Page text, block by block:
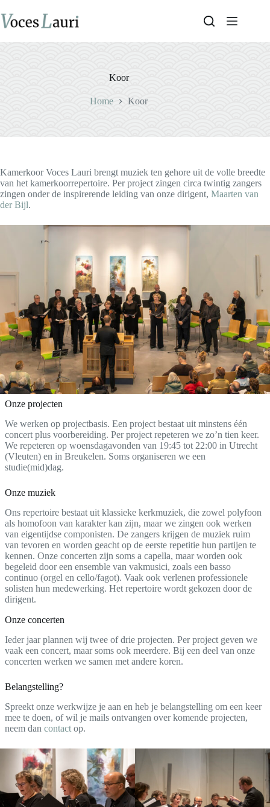
naar
de
Koor
Home Koor
Kamerkoor Voces Lauri brengt muziek ten gehore uit de volle breedte
van het kamerkoorrepertoire. Per project zingen circa twintig zangers
zingen onder de inspirerende leiding van onze dirigent, Maarten van
der Bijl.
Onze projecten
We werken op projectbasis. Een project bestaat uit minstens één
concert plus voorbereiding. Per project repeteren we zo’n tien keer.
We repeteren op woensdagavonden van 19:45 tot 22:00 in Utrecht
(Vleuten) en in Breukelen. Soms organiseren we een
studie(mid)dag.
Onze muziek
Ons repertoire bestaat uit klassieke kerkmuziek, die zowel polyfoon
als homofoon van karakter kan zijn, maar we zingen ook werken
van eigentijdse componisten. De zangers krijgen de muziek ruim
van tevoren en worden geacht op de eerste repetitie hun partijen te
kennen. Onze concerten zijn soms a capella, maar worden ook
begeleid door een ensemble van vakmusici, zoals een basso
continuo (orgel en cello/fagot). Vaak ook verlenen professionele
solisten hun medewerking. Het repertoire wordt gekozen door de
dirigent.
Onze concerten
Ieder jaar plannen wij twee of drie projecten. Per project geven we
vaak een concert, maar soms ook meerdere. Bij een deel van onze
concerten werken we samen met andere koren.
Belangstelling?
Spreekt onze werkwijze je aan en heb je belangstelling om een keer
mee te doen, of wil je mails ontvangen over komende projecten,
neem dan contact op.